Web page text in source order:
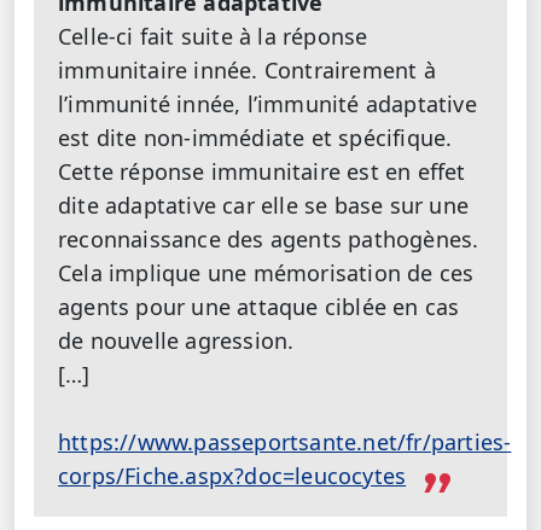
Celle-ci fait suite à la réponse
immunitaire innée. Contrairement à
l’immunité innée, l’immunité adaptative
est dite non-immédiate et spécifique.
Cette réponse immunitaire est en effet
dite adaptative car elle se base sur une
reconnaissance des agents pathogènes.
Cela implique une mémorisation de ces
agents pour une attaque ciblée en cas
de nouvelle agression.
[…]
https://www.passeportsante.net/fr/parties-
corps/Fiche.aspx?doc=leucocytes